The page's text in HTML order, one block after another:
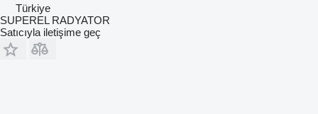
Türkiye
SUPEREL RADYATOR
Satıcıyla iletişime geç